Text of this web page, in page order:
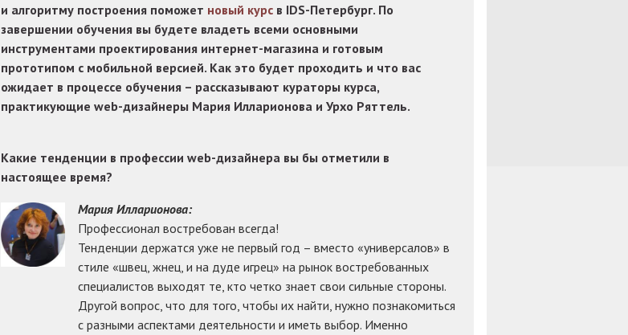
и алгоритму построения поможет новый курсв IDS-Петербург. По
завершении обучения вы будете владеть всеми основными
инструментами проектирования интернет-магазина и готовым
прототипом с мобильной версией. Как это будет проходить и что вас
ожидает в процессе обучения – рассказывают кураторы курса,
практикующие web-дизайнеры Мария Илларионова и Урхо Ряттель.
Какие тенденции в профессии web-дизайнера вы бы отметили в
настоящее время?
Мария Илларионова:
Профессионал востребован всегда!
Тенденции держатся уже не первый год – вместо «универсалов» в
стиле «швец, жнец, и на дуде игрец» на рынок востребованных
специалистов выходят те, кто четко знает свои сильные стороны.
Другой вопрос, что для того, чтобы их найти, нужно познакомиться
с разными аспектами деятельности и иметь выбор. Именно